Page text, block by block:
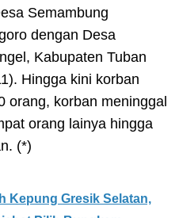
Semambung
dengan Desa
Kabupaten Tuban
Hingga kini korban
orang, korban meninggal
orang lainya hingga
(*)
Kepung Gresik Selatan,